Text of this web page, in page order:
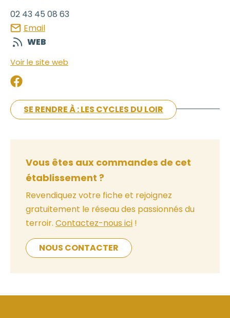
02 43 45 08 63
Email
WEB
Voir le site web
SE RENDRE À : LES CYCLES DU LOIR
Vous êtes aux commandes de cet
établissement ?
Revendiquez votre fiche et rejoignez
gratuitement le réseau des passionnés du
terroir. Contactez-nous ici !
NOUS CONTACTER